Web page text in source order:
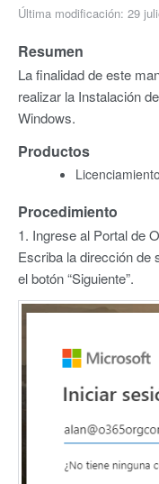
Última modificación: 29
Resumen
La finalidad de este
realizar la Instalación
Windows.
Productos
Procedimiento
1. Ingrese al Portal de
Escriba la dirección de
el botón “Siguiente”.